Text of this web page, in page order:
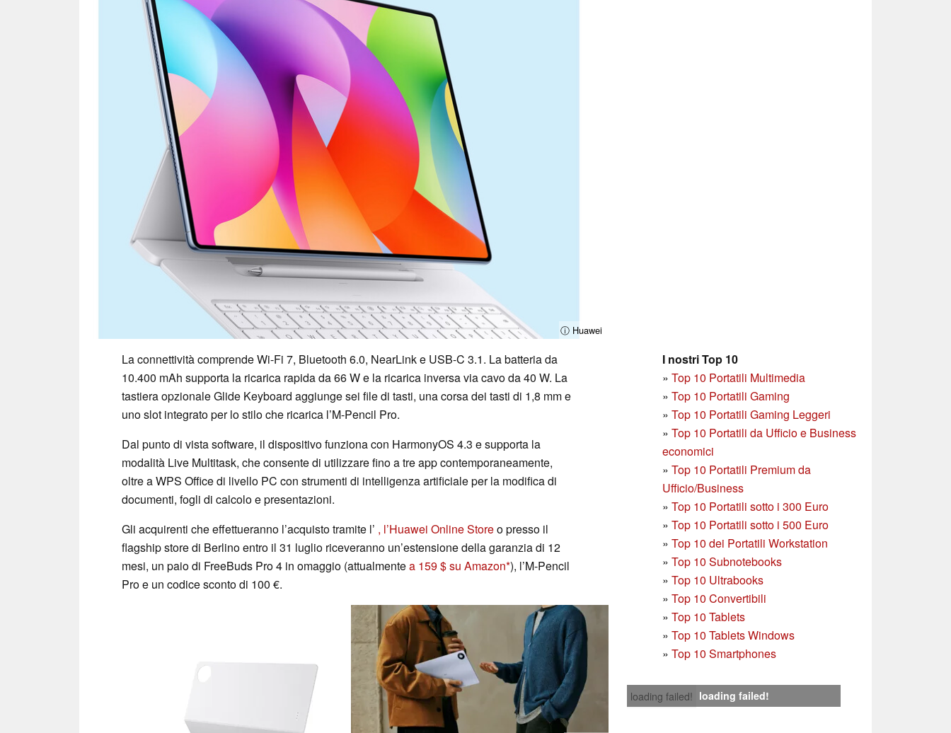
ⓘ Huawei
I nostri Top 10
» Top 10 Portatili Multimedia
» Top 10 Portatili Gaming
» Top 10 Portatili Gaming Leggeri
» Top 10 Portatili da Ufficio e Business
economici
» Top 10 Portatili Premium da
Ufficio/Business
» Top 10 Portatili sotto i 300 Euro
» Top 10 Portatili sotto i 500 Euro
» Top 10 dei Portatili Workstation
» Top 10 Subnotebooks
» Top 10 Ultrabooks
» Top 10 Convertibili
» Top 10 Tablets
» Top 10 Tablets Windows
» Top 10 Smartphones
La connettività comprende Wi-Fi 7, Bluetooth 6.0, NearLink e USB-C 3.1. La batteria da
10.400 mAh supporta la ricarica rapida da 66 W e la ricarica inversa via cavo da 40 W. La
tastiera opzionale Glide Keyboard aggiunge sei file di tasti, una corsa dei tasti di 1,8 mm e
uno slot integrato per lo stilo che ricarica l’M-Pencil Pro.
Dal punto di vista software, il dispositivo funziona con HarmonyOS 4.3 e supporta la
modalità Live Multitask, che consente di utilizzare fino a tre app contemporaneamente,
oltre a WPS Office di livello PC con strumenti di intelligenza artificiale per la modifica di
documenti, fogli di calcolo e presentazioni.
Gli acquirenti che effettueranno l’acquisto tramite l’ , l’Huawei Online Storeo presso il
flagship store di Berlino entro il 31 luglio riceveranno un’estensione della garanzia di 12
mesi, un paio di FreeBuds Pro 4 in omaggio (attualmentea 159 $ su Amazon ), l’M-Pencil
Pro e un codice sconto di 100 €.
loading failed! loading failed!